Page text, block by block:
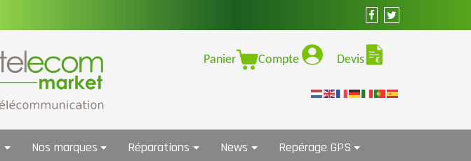
Panier Compte Devis
Nos marques Réparations News Repérage GPS